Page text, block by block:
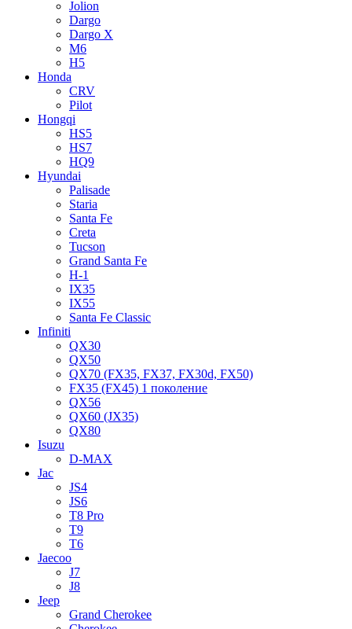
Jolion
Dargo
Dargo X
M6
H5
Honda
CRV
Pilot
Hongqi
HS5
HS7
HQ9
Hyundai
Palisade
Staria
Santa Fe
Creta
Tucson
Grand Santa Fe
H-1
IX35
IX55
Santa Fe Classic
Infiniti
QX30
QX50
QX70 (FX35, FX37, FX30d, FX50)
FX35 (FX45) 1 поколение
QX56
QX60 (JX35)
QX80
Isuzu
D-MAX
Jac
JS4
JS6
T8 Pro
T9
T6
Jaecoo
J7
J8
Jeep
Grand Cherokee